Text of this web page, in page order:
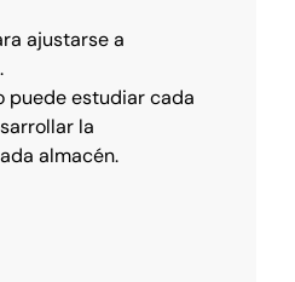
ajustarse a
puede estudiar cada
la
almacén.